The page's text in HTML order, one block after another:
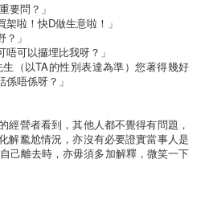
要問？」
架啦！快D做生意啦！」
」
唔可以攞埋比我呀？」
生（以TA的性別表達為準）您著得幾好
唔係呀？」
經營者看到，其他人都不覺得有問題，
解尷尬情況，亦沒有必要證實當事人是
己離去時，亦毋須多加解釋，微笑一下